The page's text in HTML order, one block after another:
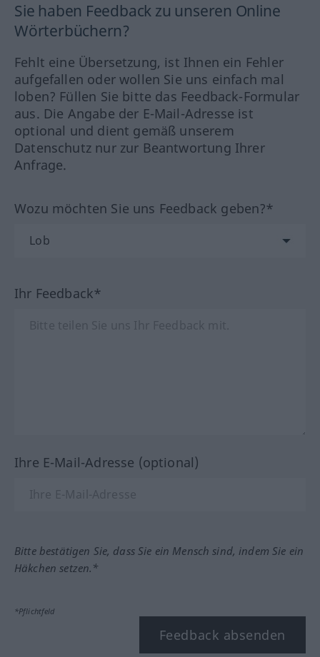
Sie haben Feedback zu unseren Online
Wörterbüchern?
Fehlt eine Übersetzung, ist Ihnen ein Fehler
aufgefallen oder wollen Sie uns einfach mal
loben? Füllen Sie bitte das Feedback-Formular
aus. Die Angabe der E-Mail-Adresse ist
optional und dient gemäß unserem
Datenschutz nur zur Beantwortung Ihrer
Anfrage.
Wozu möchten Sie uns Feedback geben?*
Ihr Feedback*
Ihre E-Mail-Adresse (optional)
Bitte bestätigen Sie, dass Sie ein Mensch sind, indem Sie ein
Häkchen setzen.*
*Pflichtfeld
Feedback absenden